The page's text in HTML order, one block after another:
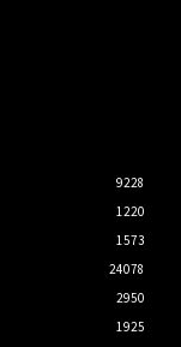
9228
1220
1573
24078
2950
1925